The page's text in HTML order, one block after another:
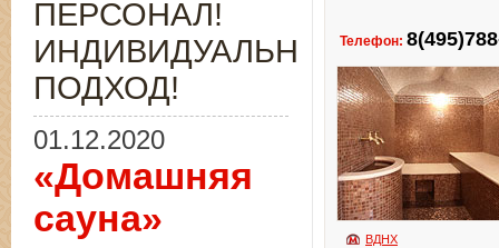
Телефон:
ВДНХ
ПЕРСОНАЛ!
ИНДИВИДУАЛЬНЫЙ
ПОДХОД!
01.12.2020
«Домашняя
сауна»